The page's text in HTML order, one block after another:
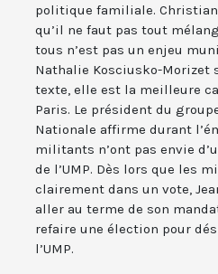
politique familiale.
qu’il ne faut pas tout
tous n’est pas un enjeu
Nathalie Kosciusko-Morizet
texte, elle est la meilleure
Paris. Le président du
Nationale affirme durant
militants n’ont pas envie
de l’UMP. Dès lors que les
clairement dans un vote,
aller au terme de son
refaire une élection pour
l’UMP.